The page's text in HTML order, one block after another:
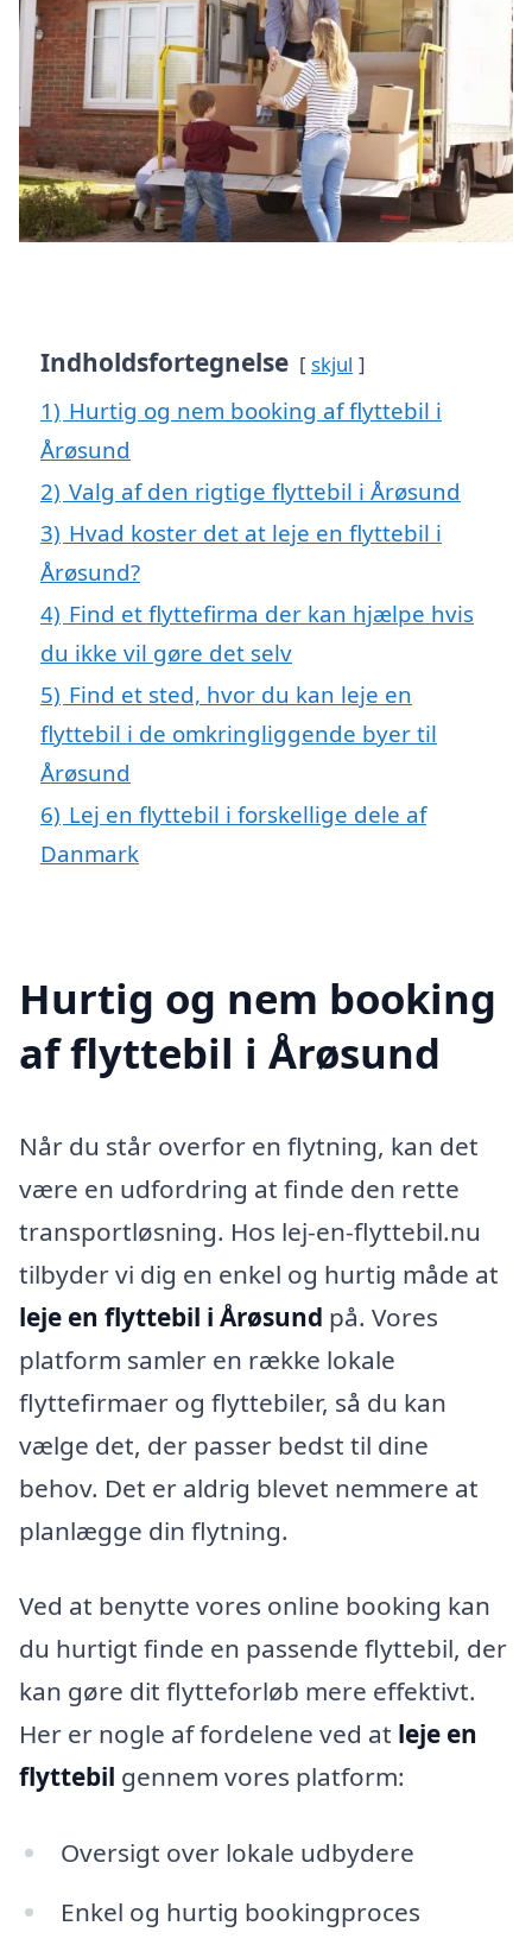
Indholdsfortegnelse skjul
1) Hurtig og nem booking af flyttebil i
Årøsund
2) Valg af den rigtige flyttebil i Årøsund
3) Hvad koster det at leje en flyttebil i
Årøsund?
4) Find et flyttefirma der kan hjælpe hvis
du ikke vil gøre det selv
5) Find et sted, hvor du kan leje en
flyttebil i de omkringliggende byer til
Årøsund
6) Lej en flyttebil i forskellige dele af
Danmark
Hurtig og nem booking
af flyttebil i Årøsund
Når du står overfor en flytning, kan det
være en udfordring at finde den rette
transportløsning. Hos lej-en-flyttebil.nu
tilbyder vi dig en enkel og hurtig måde at
leje en flyttebil i Årøsund på. Vores
platform samler en række lokale
flyttefirmaer og flyttebiler, så du kan
vælge det, der passer bedst til dine
behov. Det er aldrig blevet nemmere at
planlægge din flytning.
Ved at benytte vores online booking kan
du hurtigt finde en passende flyttebil, der
kan gøre dit flytteforløb mere effektivt.
Her er nogle af fordelene ved at leje en
flyttebil gennem vores platform:
Oversigt over lokale udbydere
Enkel og hurtig bookingproces